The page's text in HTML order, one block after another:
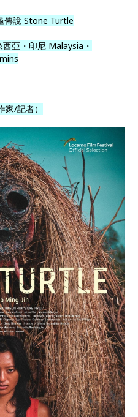
傳說 Stone Turtle
亞・印尼 Malaysia・
/記者）